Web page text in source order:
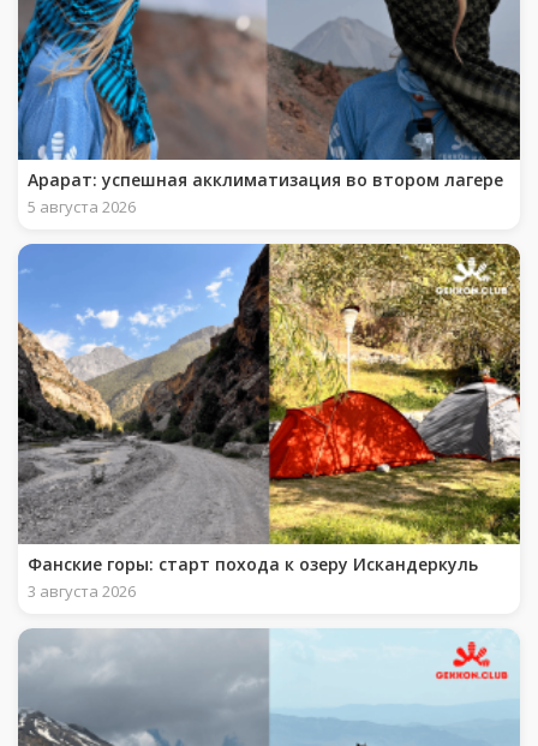
Арарат: успешная акклиматизация во втором лагере
5 августа 2026
Фанские горы: старт похода к озеру Искандеркуль
3 августа 2026